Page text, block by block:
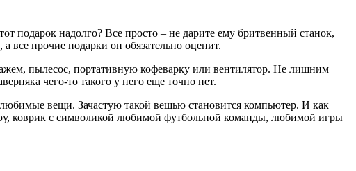
подарок надолго? Все просто – не дарите ему бритвенный станок,
все прочие подарки он обязательно оценит.
пылесос, портативную кофеварку или вентилятор. Не лишним
чего-то такого у него еще точно нет.
вещи. Зачастую такой вещью становится компьютер. И как
коврик с символикой любимой футбольной команды, любимой игры